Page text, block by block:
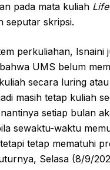
pada mata kuliah
seputar skripsi.
perkuliahan, Isnaini
UMS belum
secara luring atau
masih tetap kuliah
setiap bulan
sewaktu-waktu
tetap mematuhi
Selasa (8/9/